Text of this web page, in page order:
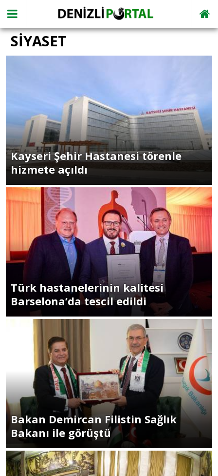
SİYASET
Kayseri Şehir Hastanesi törenle
hizmete açıldı
Türk hastanelerinin kalitesi
Barselona’da tescil edildi
Bakan Demircan Filistin Sağlık
Bakanı ile görüştü